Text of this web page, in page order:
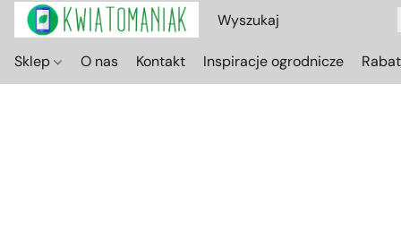
Sklep O nas Kontakt Inspiracje ogrodnicze